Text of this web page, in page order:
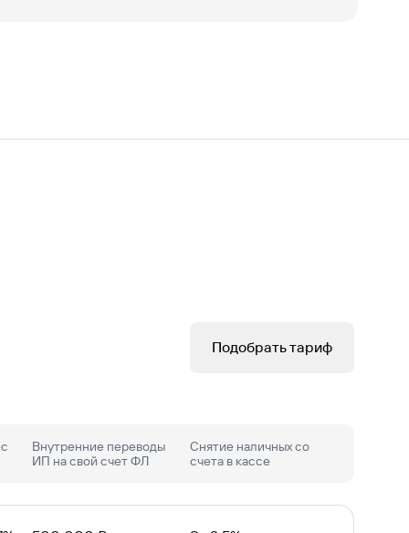
Подобрать тариф
Внутренние переводы
ИП на свой счет ФЛ
Снятие наличных со
счета в кассе